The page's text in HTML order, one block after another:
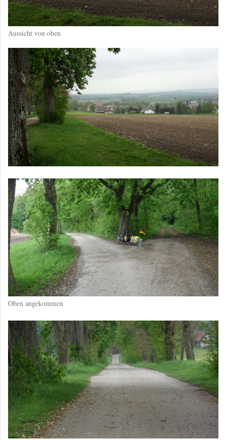
Aussicht von oben
Oben angekommen